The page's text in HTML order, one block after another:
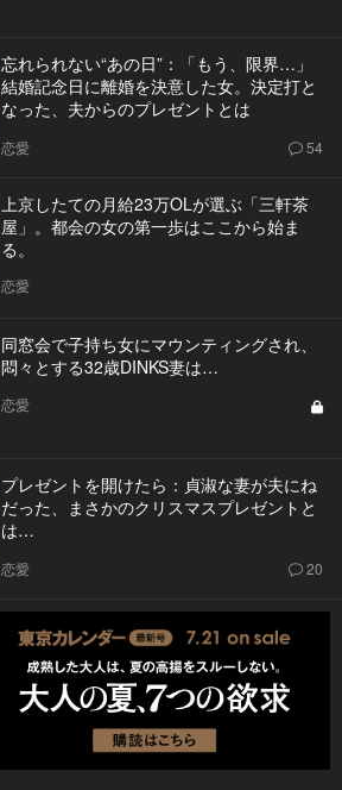
忘れられない“あの日”：「もう、限界…」
結婚記念日に離婚を決意した女。決定打と
なった、夫からのプレゼントとは
恋愛 54
上京したての月給23万OLが選ぶ「三軒茶
屋」。都会の女の第一歩はここから始ま
る。
恋愛
同窓会で子持ち女にマウンティングされ、
悶々とする32歳DINKS妻は…
恋愛
プレゼントを開けたら：貞淑な妻が夫にね
だった、まさかのクリスマスプレゼントと
は…
恋愛 20